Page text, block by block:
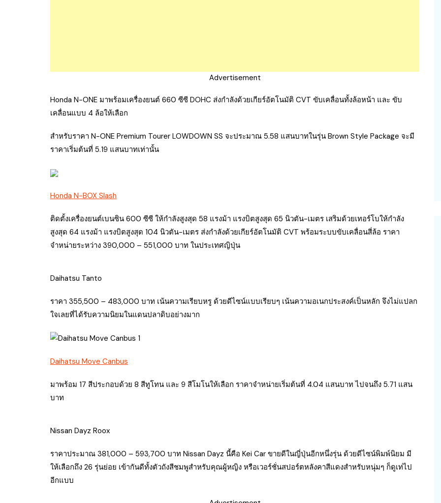
Advertisement
Honda N-ONE มาพร้อมเครื่องยนต์ 660 ซีซี DOHC ส่งกำลังด้วยเกียร์อัตโนมัติ CVT ขับเคลื่อนทั้งล้อหน้า และ ขับ
เคลื่อนแบบ 4 ล้อให้เลือก
สำหรับราคา N-ONE Premium Tourer LOWDOWN SS จะประมาณ 5.58 แสนบาทในรุ่น Brown Style Package จะมี
ราคาเริ่มต้นที่ 5.19 แสนบาทเท่านั้น
Honda N-BOX Slash
ติดตั้งเครื่องยนต์เบนซิน 600 ซีซี ให้กำลังสูงสุด 58 แรงม้า แรงบิตสูงสุด 65 นิวตัน-เมตร เสริมด้วยเทอร์โบให้กำลัง
สูงสุด 64 แรงม้า แรงบิตสูงสุด 104 นิวตัน-เมตร ส่งกำลังด้วยเกียร์อัตโนมัติ CVT พร้อมระบบขับเคลื่อนสี่ล้อ ราคา
จำหน่ายระหว่าง 390,000 – 551,000 บาท ในประเทศญิปุ่น
Daihatsu Tanto
ราคา 355,500 – 483,000 บาท เน้นความเรียบหรู ด้วยดีไซน์แบบเรียบๆ เน้นความอเนกประสงค์เป็นหลัก จึงไม่แปลก
ใจเลยที่ได้รับความนิยมในแดนปลาดิบอย่างมาก
Daihatsu Move Canbus
มาพร้อม 17 สีประกอบด้วย 8 สีทูโทน และ 9 สีโมโนให้เลือก ราคาจำหน่ายเริ่มต้นที่ 4.04 แสนบาท ไปจนถึง 5.71 แสน
บาท
Nissan Dayz Roox
ราคาประมาณ 381,000 – 593,700 บาท Nissan Dayz นี้คือ Kei Car ขายดีในญี่ปุ่นอีกหนึ่งรุ่น ด้วยดีไซน์พิมพ์นิยม มี
ให้เลือกถึง 26 รุ่นย่อย เข้ากันดีทั้งตัวถังสีชมพูสำหรับคุณผู้หญิง หรือเวอร์ชั่นสปอร์ตหลังคาสีแดงสำหรับหนุ่มๆ ก็ดูเท่ไป
อีกแบบ